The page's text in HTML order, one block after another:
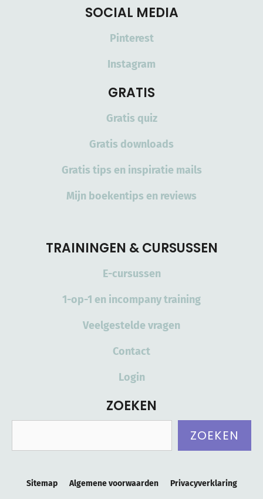
SOCIAL MEDIA
Pinterest
Instagram
GRATIS
Gratis quiz
Gratis downloads
Gratis tips en inspiratie mails
Mijn boekentips en reviews
TRAININGEN & CURSUSSEN
E-cursussen
1-op-1 en incompany training
Veelgestelde vragen
Contact
Login
ZOEKEN
ZOEKEN
Sitemap Algemene voorwaarden Privacyverklaring